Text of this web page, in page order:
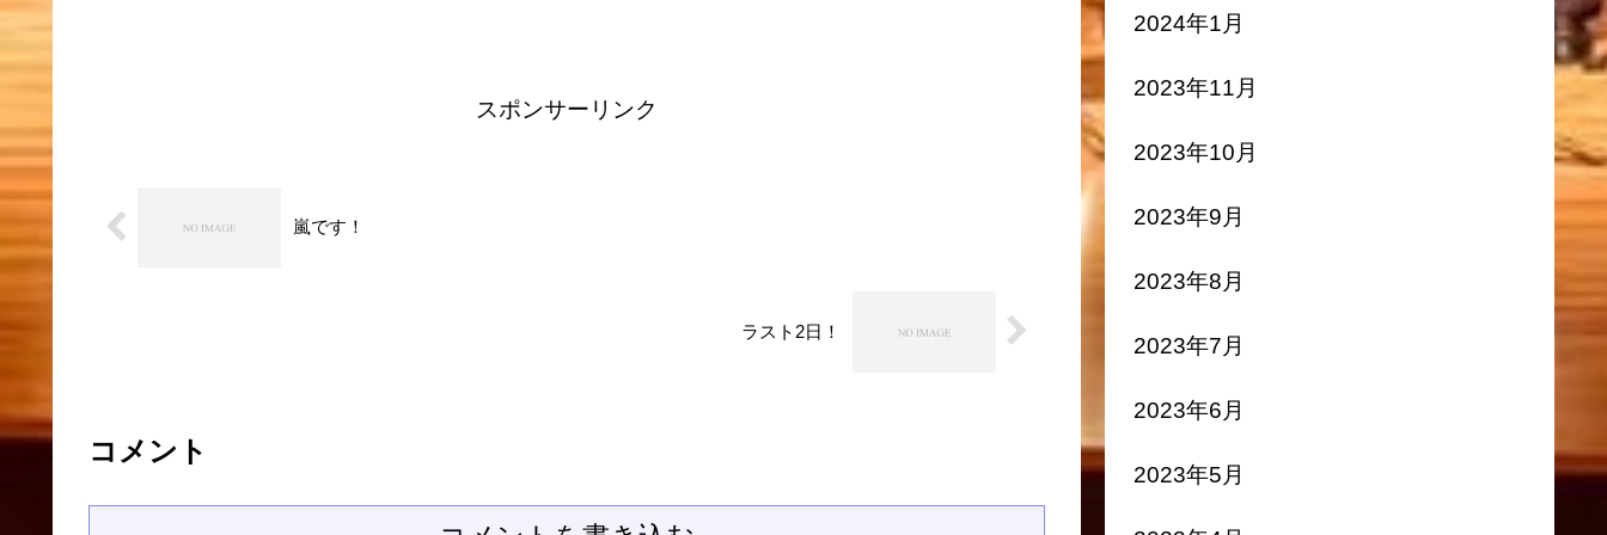
スポンサーリンク
嵐です！
ラスト2日！
コメント
2024年1月
2023年11月
2023年10月
2023年9月
2023年8月
2023年7月
2023年6月
2023年5月